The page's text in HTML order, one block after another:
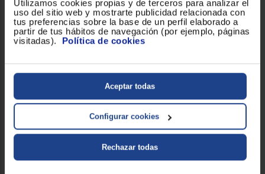
Utilizamos cookies propias y de terceros para analizar el
uso del sitio web y mostrarte publicidad relacionada con
tus preferencias sobre la base de un perfil elaborado a
partir de tus hábitos de navegación (por ejemplo, páginas
visitadas). Política de cookies
Aceptar todas
Configurar cookies
Rechazar todas
Potencia (W) : 1250-1450Nº Tazas : 2
Capacidad deposito de agua : 1.3
157 €